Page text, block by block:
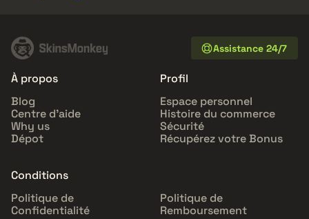
Assistance 24/7
À propos
Blog
Centre d'aide
Why us
Dépot
Profil
Espace personnel
Histoire du commerce
Sécurité
Récupérez votre Bonus
Conditions
Politique de
Confidentialité
Politique de
Remboursement